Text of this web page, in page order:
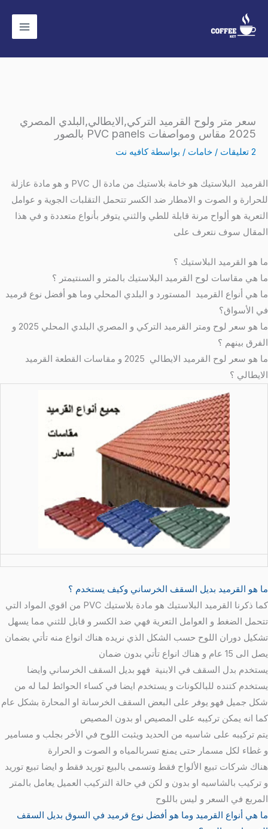
المحتوى
سعر متر ولوح القرميد التركي,الايطالي,البلدي المصري
2025 مقاس ومواصفات PVC panels بالصور
2 تعليقات / خامات / بواسطة كافيه نت
القرميد البلاستيك هو خامة بلاستيك من مادة ال PVC و هو مادة عازلة
للحرارة و الصوت و الامطار ضد الكسر تتحمل التقلبات الجوية و عوامل
التعرية هو ألواح مرنة قابلة للطي والثني يتوفر بأنواع متعددة و في هذا
المقال سوف نتعرف على
ما هو القرميد البلاستيك ؟
ما هي مقاسات لوح القرميد البلاستيك بالمتر و السنتيمتر ؟
ما هي أنواع القرميد المستورد و البلدي المحلي وما هو أفضل نوع قرميد
في الأسواق؟
ما هو سعر لوح ومتر القرميد التركي و المصري البلدي المحلي 2025 و
الفرق بينهم ؟
ما هو سعر لوح القرميد الايطالي 2025 و مقاسات القطعة القرميد
الايطالي ؟
ما هو القرميد بديل السقف الخرساني وكيف يستخدم ؟
كما ذكرنا القرميد البلاستيك هو مادة بلاستيك PVC من اقوي المواد التي
تتحمل الضغط و العوامل التعرية فهي ضد الكسر و قابل للثني مما يسهل
تشكيل دوران اللوح حسب الشكل الذي نريده هناك انواع منه تأتي بضمان
يصل الى 15 عام و هناك انواع تأتي بدون ضمان
يستخدم بدل السقف في الابنية فهو بديل السقف الخرساني وايضا
يستخدم كتنده للبالكونات و يستخدم ايضا في كساء الحوائط لما له من
شكل جميل فهو يوفر على البعض السقف الخرسانة او المحارة بشكل عام
كما انه يمكن تركيبه على المصيص او بدون المصيص
يتم تركيبه على شاسيه من الحديد ويثبت اللوح في الأخر بجلب و مسامير
و غطاء لكل مسمار حتى يمنع تسربالمياه و الصوت و الحرارة
هناك شركات تبيع الألواح فقط وتسمى بالبيع توريد فقط و ايضا تبيع توريد
و تركيب بالشاسيه او بدون و لكن في حالة التركيب العميل يعامل بالمتر
المربع في السعر و ليس باللوح
ما هي أنواع القرميد وما هو أفضل نوع قرميد في السوق بديل السقف